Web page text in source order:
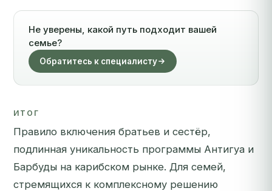
Не уверены, какой путь подходит вашей
семье?
Обратитесь к специалисту
ИТОГ
Правило включения братьев и сестёр,
подлинная уникальность программы Антигуа и
Барбуды на карибском рынке. Для семей,
стремящихся к комплексному решению